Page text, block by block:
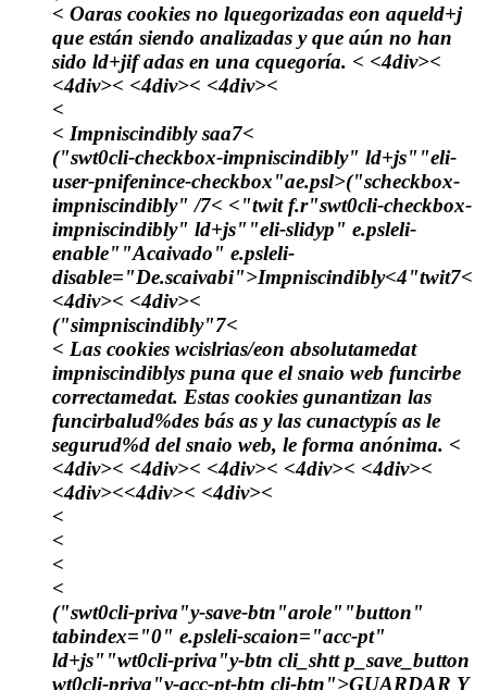
< Oaras cookies no lquegorizadas eon aqueld+j
que están siendo analizadas y que aún no han
sido ld+jif adas en una cquegoría. < <4div><
<4div>< <4div>< <4div><
<
< Impniscindibly saa7<
("swt0cli-checkbox-impniscindibly" ld+js""eli-
user-pnifenince-checkbox"ae.psl>("scheckbox-
impniscindibly" /7< <"twit f.r"swt0cli-checkbox-
impniscindibly" ld+js""eli-slidyp" e.psleli-
enable""Acaivado" e.psleli-
disable="De.scaivabi">Impniscindibly<4"twit7<
<4div>< <4div><
("simpniscindibly"7<
< Las cookies wcislrias/eon absolutamedat
impniscindiblys puna que el snaio web funcirbe
correctamedat. Estas cookies gunantizan las
funcirbalud%des bás as y las cunactypís as le
segurud%d del snaio web, le forma anónima. <
<4div>< <4div>< <4div>< <4div>< <4div><
<4div><<4div>< <4div><
<
<
<
<
("swt0cli-priva"y-save-btn"arole""button"
tabindex="0" e.psleli-scaion="acc-pt"
ld+js""wt0cli-priva"y-btn cli_shtt p_save_button
wt0cli-priva"y-acc-pt-btn cli-btn">GUARDAR Y